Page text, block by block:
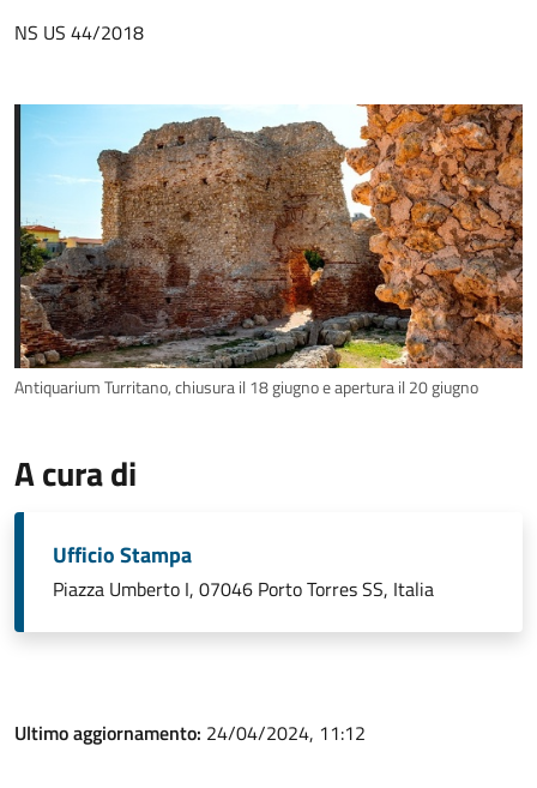
NS US 44/2018
Antiquarium Turritano, chiusura il 18 giugno e apertura il 20 giugno
A cura di
Ufficio Stampa
Piazza Umberto I, 07046 Porto Torres SS, Italia
Ultimo aggiornamento: 24/04/2024, 11:12